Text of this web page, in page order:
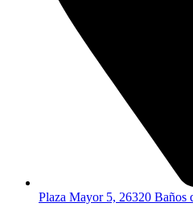
Plaza Mayor 5, 26320